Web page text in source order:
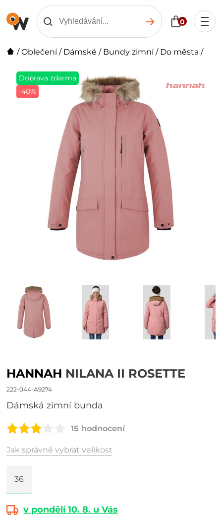
0
/Oblečení/ Dámské / Bundy zimní/ Do města /
Doprava zdarma
-40%
HANNAH NILANA II ROSETTE
222-044-A9274
dámská zimní bunda
15 hodnocení
Jak správně vybrat velikost
36
v pondělí 10. 8. u Vás